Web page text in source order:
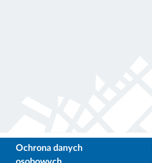
Ochrona danych